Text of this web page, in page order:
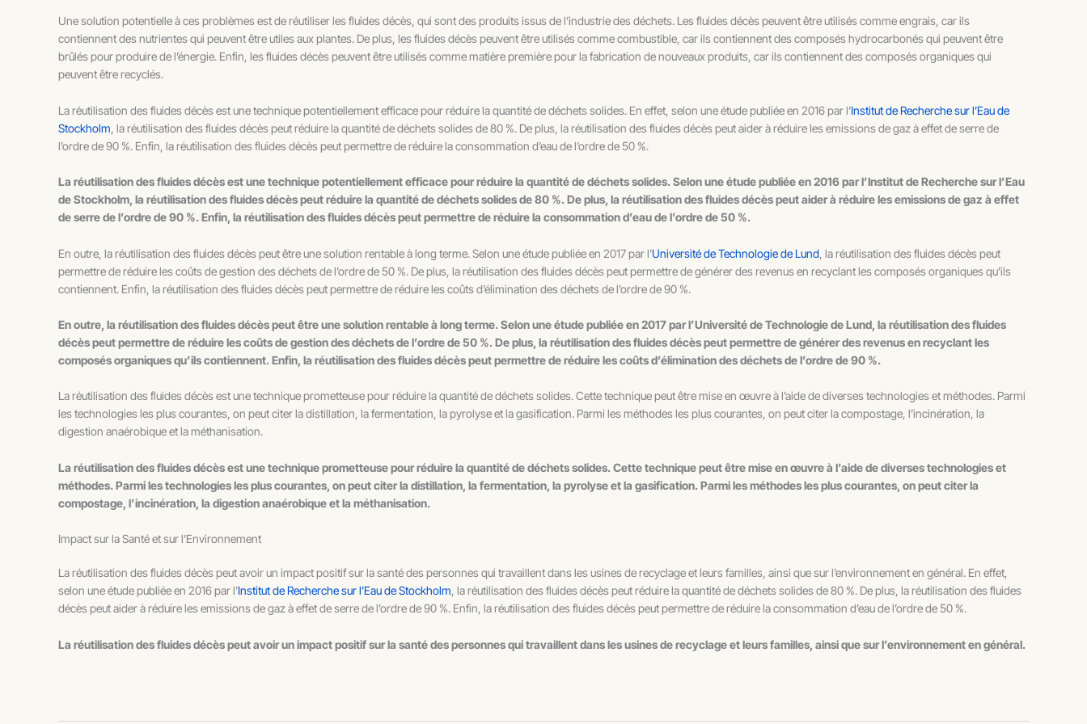
Une solution potentielle à ces problèmes est de réutiliser les fluides décès, qui sont des produits issus de l’industrie des déchets. Les fluides décès peuvent être utilisés comme engrais, car ils
contiennent des nutrientes qui peuvent être utiles aux plantes. De plus, les fluides décès peuvent être utilisés comme combustible, car ils contiennent des composés hydrocarbonés qui peuvent être
brûlés pour produire de l’énergie. Enfin, les fluides décès peuvent être utilisés comme matière première pour la fabrication de nouveaux produits, car ils contiennent des composés organiques qui
peuvent être recyclés.
La réutilisation des fluides décès est une technique potentiellement efficace pour réduire la quantité de déchets solides. En effet, selon une étude publiée en 2016 par l’Institut de Recherche sur l’Eau de
Stockholm , la réutilisation des fluides décès peut réduire la quantité de déchets solides de 80 %. De plus, la réutilisation des fluides décès peut aider à réduire les emissions de gaz à effet de serre de
l’ordre de 90 %. Enfin, la réutilisation des fluides décès peut permettre de réduire la consommation d’eau de l’ordre de 50 %.
La réutilisation des fluides décès est une technique potentiellement efficace pour réduire la quantité de déchets solides. Selon une étude publiée en 2016 par l’Institut de Recherche sur l’Eau
de Stockholm, la réutilisation des fluides décès peut réduire la quantité de déchets solides de 80 %. De plus, la réutilisation des fluides décès peut aider à réduire les emissions de gaz à effet
de serre de l’ordre de 90 %. Enfin, la réutilisation des fluides décès peut permettre de réduire la consommation d’eau de l’ordre de 50 %.
En outre, la réutilisation des fluides décès peut être une solution rentable à long terme. Selon une étude publiée en 2017 par l’Université de Technologie de Lund , la réutilisation des fluides décès peut
permettre de réduire les coûts de gestion des déchets de l’ordre de 50 %. De plus, la réutilisation des fluides décès peut permettre de générer des revenus en recyclant les composés organiques qu’ils
contiennent. Enfin, la réutilisation des fluides décès peut permettre de réduire les coûts d’élimination des déchets de l’ordre de 90 %.
En outre, la réutilisation des fluides décès peut être une solution rentable à long terme. Selon une étude publiée en 2017 par l’Université de Technologie de Lund, la réutilisation des fluides
décès peut permettre de réduire les coûts de gestion des déchets de l’ordre de 50 %. De plus, la réutilisation des fluides décès peut permettre de générer des revenus en recyclant les
composés organiques qu’ils contiennent. Enfin, la réutilisation des fluides décès peut permettre de réduire les coûts d’élimination des déchets de l’ordre de 90 %.
La réutilisation des fluides décès est une technique prometteuse pour réduire la quantité de déchets solides. Cette technique peut être mise en œuvre à l’aide de diverses technologies et méthodes. Parmi
les technologies les plus courantes, on peut citer la distillation, la fermentation, la pyrolyse et la gasification. Parmi les méthodes les plus courantes, on peut citer la compostage, l’incinération, la
digestion anaérobique et la méthanisation.
La réutilisation des fluides décès est une technique prometteuse pour réduire la quantité de déchets solides. Cette technique peut être mise en œuvre à l’aide de diverses technologies et
méthodes. Parmi les technologies les plus courantes, on peut citer la distillation, la fermentation, la pyrolyse et la gasification. Parmi les méthodes les plus courantes, on peut citer la
compostage, l’incinération, la digestion anaérobique et la méthanisation.
Impact sur la Santé et sur l’Environnement
La réutilisation des fluides décès peut avoir un impact positif sur la santé des personnes qui travaillent dans les usines de recyclage et leurs familles, ainsi que sur l’environnement en général. En effet,
selon une étude publiée en 2016 par l’Institut de Recherche sur l’Eau de Stockholm , la réutilisation des fluides décès peut réduire la quantité de déchets solides de 80 %. De plus, la réutilisation des fluides
décès peut aider à réduire les emissions de gaz à effet de serre de l’ordre de 90 %. Enfin, la réutilisation des fluides décès peut permettre de réduire la consommation d’eau de l’ordre de 50 %.
La réutilisation des fluides décès peut avoir un impact positif sur la santé des personnes qui travaillent dans les usines de recyclage et leurs familles, ainsi que sur l’environnement en général.